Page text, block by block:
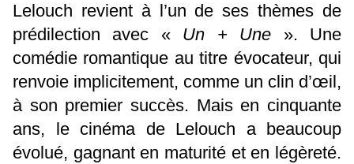
Lelouch revient à l’un de ses thèmes de
prédilection avec « Un + Une ». Une
comédie romantique au titre évocateur, qui
renvoie implicitement, comme un clin d’œil,
à son premier succès. Mais en cinquante
ans, le cinéma de Lelouch a beaucoup
évolué, gagnant en maturité et en légèreté.